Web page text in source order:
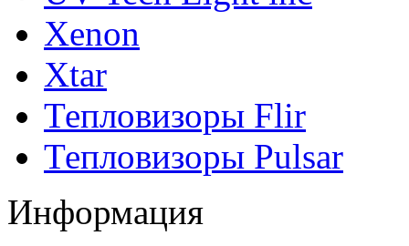
Xenon
Xtar
Тепловизоры Flir
Тепловизоры Pulsar
Информация